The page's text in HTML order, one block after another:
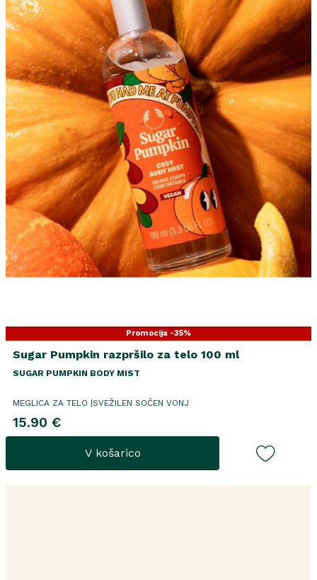
Promocija -35%
Sugar Pumpkin razpršilo za telo 100 ml
SUGAR PUMPKIN BODY MIST
MEGLICA ZA TELO |SVEŽILEN SOČEN VONJ
15.90 €
V košarico